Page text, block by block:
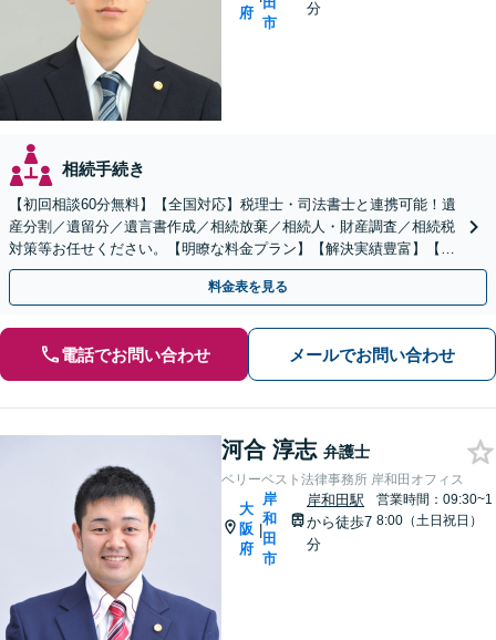
府
市
分
相続手続き
【初回相談60分無料】【全国対応】税理士・司法書士と連携可能！遺
産分割／遺留分／遺言書作成／相続放棄／相続人・財産調査／相続税
対策等お任せください。【明瞭な料金プラン】【解決実績豊富】【電
話相談可】
料金表を見る
電話でお問い合わせ メールでお問い合わせ
河合 淳志 弁護士
ベリーベスト法律事務所 岸和田オフィス
大
阪
府
|
岸
和
田
市
岸和田駅
から徒歩7
分
営業時間：09:30~1
8:00（土日祝日）